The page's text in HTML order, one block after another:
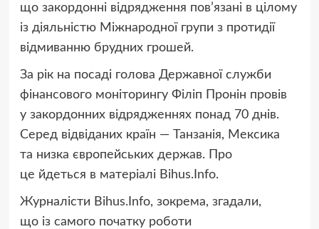
що закордонні відрядження пов’язані в цілому
із діяльністю Міжнародної групи з протидії
відмиванню брудних грошей.
За рік на посаді голова Державної служби
фінансового моніторингу Філіп Пронін провів
у закордонних відрядженнях понад 70 днів.
Серед відвіданих країн — Танзанія, Мексика
та низка європейських держав. Про
це йдеться в матеріалі Bihus.Info.
Журналісти Bihus.Info, зокрема, згадали,
що із самого початку роботи